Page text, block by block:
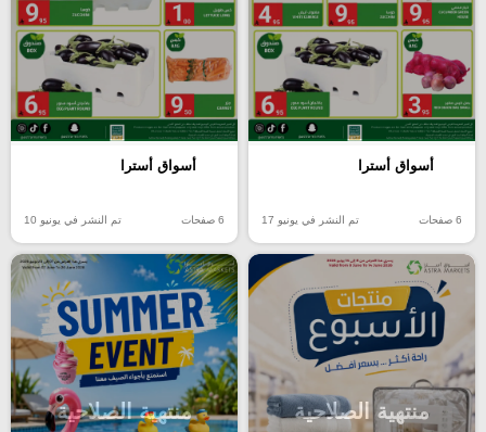
أسواق أسترا
6 صفحات تم النشر في يونيو 17
أسواق أسترا
6 صفحات تم النشر في يونيو 10
منتهية الصلاحية منتهية الصلاحية